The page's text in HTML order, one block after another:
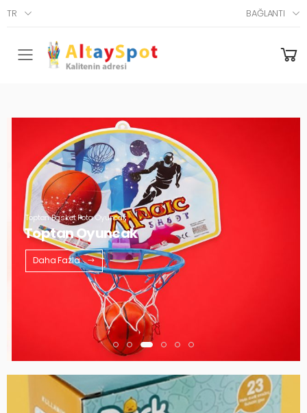
TR BAĞLANTI
Menü
Toptan Basket Pota Oyuncak
Toptan Oyuncak
Daha Fazla